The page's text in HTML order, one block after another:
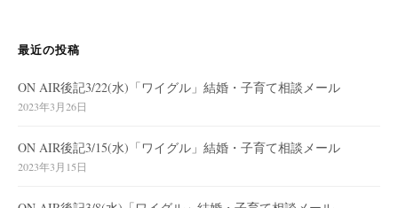
最近の投稿
ON AIR後記3/22(水)「ワイグル」結婚・子育て相談メール
2023年3月26日
ON AIR後記3/15(水)「ワイグル」結婚・子育て相談メール
2023年3月15日